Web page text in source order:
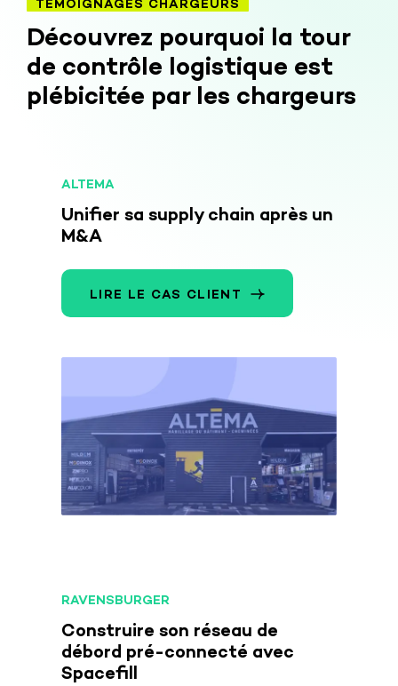
TÉMOIGNAGES CHARGEURS
Découvrez pourquoi la tour
de contrôle logistique est
plébicitée par les chargeurs
ALTEMA
Unifier sa supply chain après un
M&A
LIRE LE CAS CLIENT
RAVENSBURGER
Construire son réseau de
débord pré-connecté avec
Spacefill